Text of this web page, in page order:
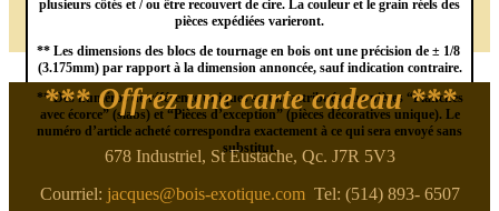
plusieurs côtés et / ou être recouvert de cire. La couleur et le grain réels des
pièces expédiées varieront.
** Les dimensions des blocs de tournage en bois ont une précision de ± 1/8
(3.175mm) par rapport à la dimension annoncée, sauf indication contraire.
** Des numéros de référence uniques seront attribués aux pièces “Planches
avec écorce” (slabs) et “Pièces d’exception” (pièces décoratives unique). Le
numéro d’article acheté correspondra exactement à ce qui sera envoyé sans
substitut.
*** Offrez une carte cadeau ***
678 Industriel, St Eustache, Qc. J7R 5V3
Courriel: jacques@bois-exotique.comTel: (514) 893- 6507